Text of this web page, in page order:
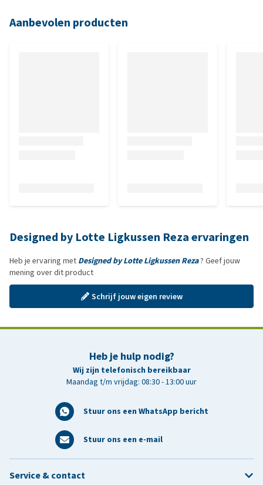
Aanbevolen producten
Designed by Lotte Ligkussen Reza ervaringen
Heb je ervaring met Designed by Lotte Ligkussen Reza? Geef jouw
mening over dit product
Schrijf jouw eigen review
Heb je hulp nodig?
Wij zijn telefonisch bereikbaar
Maandag t/m vrijdag: 08:30 - 13:00 uur
Stuur ons een WhatsApp bericht
Stuur ons een e-mail
Service & contact